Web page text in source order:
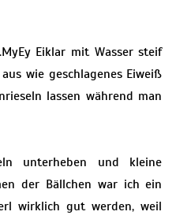
Eiklar mit Wasser steif
wie geschlagenes Eiweiß
lassen während man
unterheben und kleine
der Bällchen war ich ein
wirklich gut werden, weil